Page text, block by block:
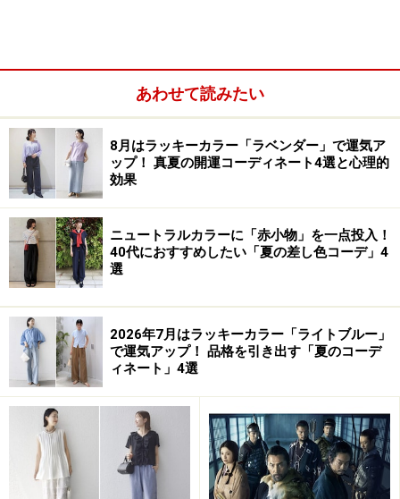
清潔、女性的、上品、美しい、かわいい、優しい、知的
■日焼けした褐色の肌のイメージ
活動的、明るい、野生的、健康的、積極的、派手、若い
このように、キーワードをあげてみると、白い肌と日焼
けした肌が与える印象は、大きく異なっているようで
す。
あわせて読みたい
8月はラッキーカラー「ラベンダー」で運気ア
ップ！ 真夏の開運コーディネート4選と心理的
効果
ニュートラルカラーに「赤小物」を一点投入！
40代におすすめしたい「夏の差し色コーデ」4
選
2026年7月はラッキーカラー「ライトブルー」
で運気アップ！ 品格を引き出す「夏のコーデ
ィネート」4選